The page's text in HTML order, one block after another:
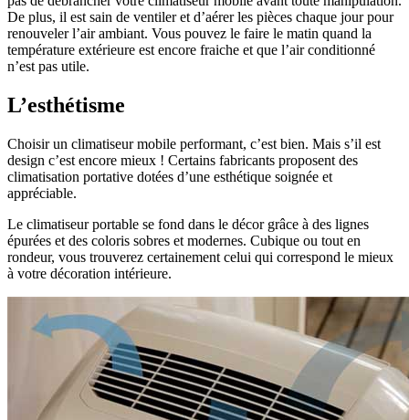
De plus, il est sain de ventiler et d’aérer les pièces chaque jour pour
renouveler l’air ambiant. Vous pouvez le faire le matin quand la
température extérieure est encore fraiche et que l’air conditionné
n’est pas utile.
L’esthétisme
Choisir un climatiseur mobile performant, c’est bien. Mais s’il est
design c’est encore mieux ! Certains fabricants proposent des
climatisation portative dotées d’une esthétique soignée et
appréciable.
Le climatiseur portable se fond dans le décor grâce à des lignes
épurées et des coloris sobres et modernes. Cubique ou tout en
rondeur, vous trouverez certainement celui qui correspond le mieux
à votre décoration intérieure.